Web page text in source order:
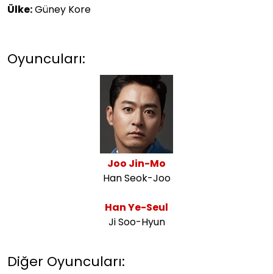
Ülke:Güney Kore
Oyuncuları:
Joo Jin-Mo
Han Seok-Joo
Han Ye-Seul
Ji Soo-Hyun
Diğer Oyuncuları: